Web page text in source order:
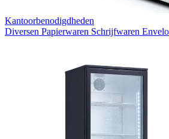
Kantoorbenodigdheden
Diversen Papierwaren Schrijfwaren